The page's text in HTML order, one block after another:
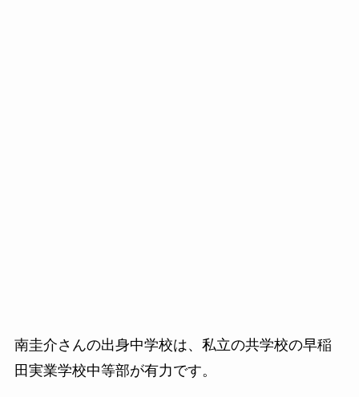
南圭介さんの出身中学校は、私立の共学校の早稲
田実業学校中等部が有力です。